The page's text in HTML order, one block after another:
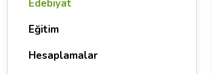
Edebiyat
Eğitim
Hesaplamalar